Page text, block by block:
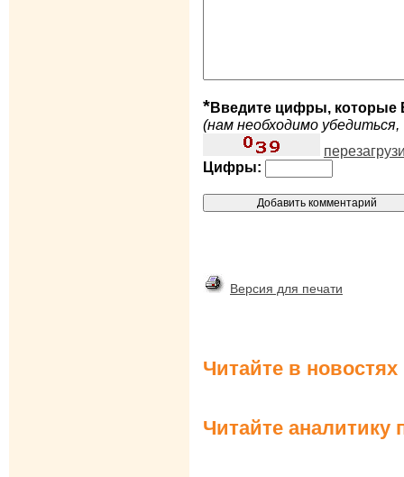
*Введите цифры, которые
(нам необходимо
Цифры:
Версия для печати
Читайте в
Читайте аналитику